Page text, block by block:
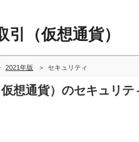
引（仮想通貨）
2021年版 セキュリティ
想通貨）のセキュリ